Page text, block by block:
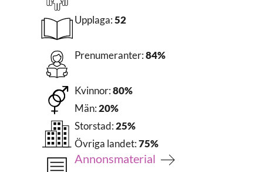
Upplaga:52
Prenumeranter:84%
Kvinnor:80%
Män:20%
Storstad:25%
Övriga landet:75%
Annonsmaterial